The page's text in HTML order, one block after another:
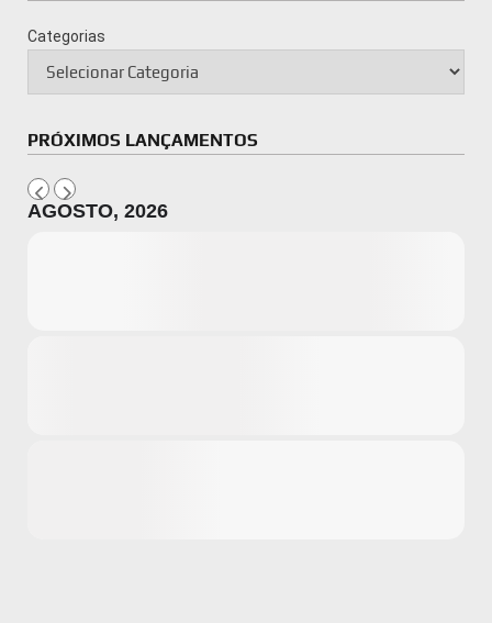
Categorias
PRÓXIMOS LANÇAMENTOS
AGOSTO, 2026